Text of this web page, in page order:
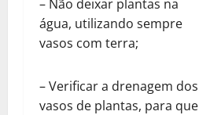
– Não deixar plantas na
água, utilizando sempre
vasos com terra;
– Verificar a drenagem dos
vasos de plantas, para que